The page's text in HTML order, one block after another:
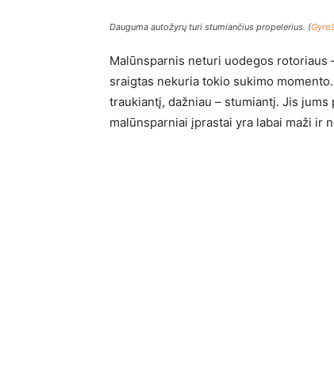
Dauguma autožyrų turi stumiančius propelerius. (
Malūnsparnis neturi uodegos rotoriaus
sraigtas nekuria tokio sukimo
traukiantį, dažniau – stumiantį. Jis
malūnsparniai įprastai yra labai maži ir